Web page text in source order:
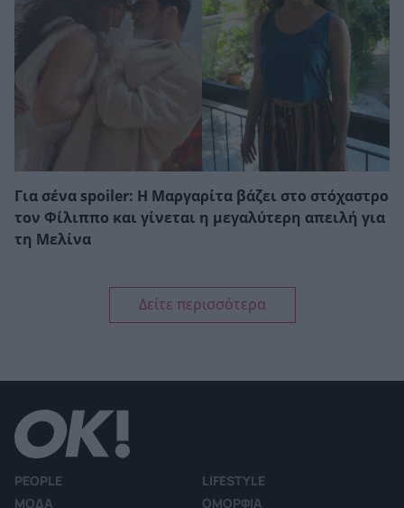
Για σένα spoiler: Η Μαργαρίτα βάζει στο στόχαστρο
τον Φίλιππο και γίνεται η μεγαλύτερη απειλή για
τη Μελίνα
Δείτε περισσότερα
PEOPLE
LIFESTYLE
ΜΟΔΑ
ΟΜΟΡΦΙΑ